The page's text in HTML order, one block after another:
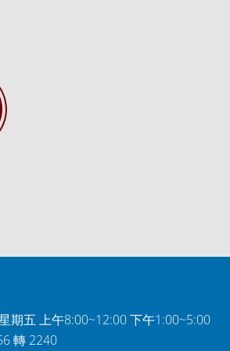
期五 上午8:00~12:00 下午1:00~5:00
轉 2240